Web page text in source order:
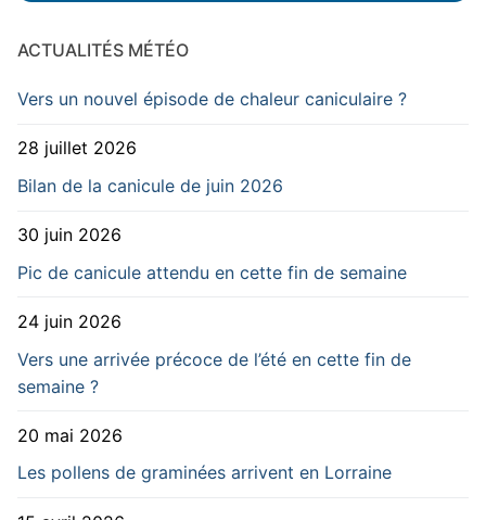
ACTUALITÉS MÉTÉO
Vers un nouvel épisode de chaleur caniculaire ?
28 juillet 2026
Bilan de la canicule de juin 2026
30 juin 2026
Pic de canicule attendu en cette fin de semaine
24 juin 2026
Vers une arrivée précoce de l’été en cette fin de
semaine ?
20 mai 2026
Les pollens de graminées arrivent en Lorraine